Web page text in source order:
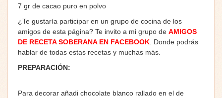
7 gr de cacao puro en polvo
¿Te gustaría participar en un grupo de cocina de los
amigos de esta página? Te invito a mi grupo de AMIGOS
DE RECETA SOBERANA EN FACEBOOK . Donde podrás
hablar de todas estas recetas y muchas más.
PREPARACIÓN:
Para decorar añadi chocolate blanco rallado en el de